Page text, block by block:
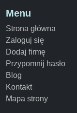
Menu
Strona główna
Zaloguj się
Dodaj firmę
Przypomnij hasło
Blog
Kontakt
Mapa strony